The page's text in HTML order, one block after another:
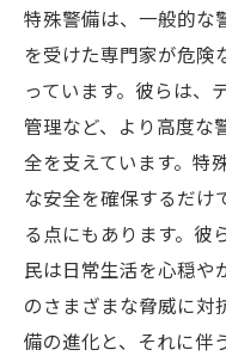
特殊警備は、一般的な
を受けた専門家が危険
っています。彼らは、
管理など、より高度な
全を支えています。特
な安全を確保するだけ
る点にもあります。彼
民は日常生活を心穏や
のさまざまな脅威に対
備の進化と、それに伴